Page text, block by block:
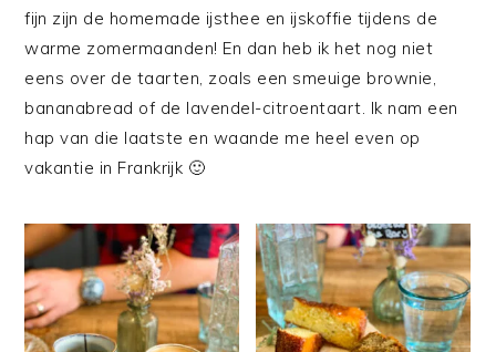
fijn zijn de homemade ijsthee en ijskoffie tijdens de
warme zomermaanden! En dan heb ik het nog niet
eens over de taarten, zoals een smeuige brownie,
bananabread of de lavendel-citroentaart. Ik nam een
hap van die laatste en waande me heel even op
vakantie in Frankrijk 🙂